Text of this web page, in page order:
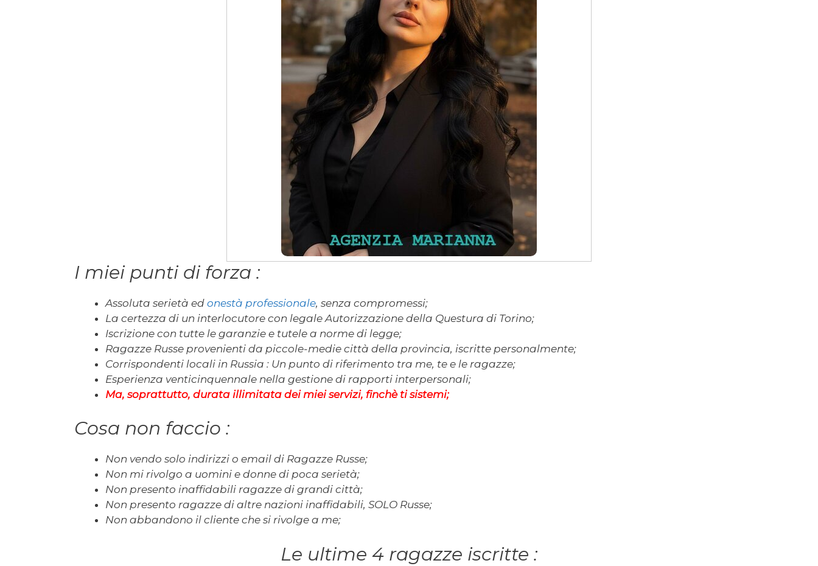
I miei punti di forza :
Assoluta serietà ed onestà professionale, senza compromessi;
La certezza di un interlocutore con legale Autorizzazione della Questura di Torino;
Iscrizione con tutte le garanzie e tutele a norme di legge;
Ragazze Russe provenienti da piccole-medie città della provincia, iscritte personalmente;
Corrispondenti locali in Russia : Un punto di riferimento tra me, te e le ragazze;
Esperienza venticinquennale nella gestione di rapporti interpersonali;
Ma, soprattutto, durata illimitata dei miei servizi, finchè ti sistemi;
Cosa non faccio :
Non vendo solo indirizzi o email di Ragazze Russe;
Non mi rivolgo a uomini e donne di poca serietà;
Non presento inaffidabili ragazze di grandi città;
Non presento ragazze di altre nazioni inaffidabili, SOLO Russe;
Non abbandono il cliente che si rivolge a me;
Le ultime 4 ragazze iscritte :